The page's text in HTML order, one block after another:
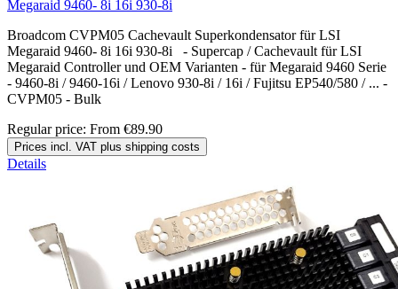
Megaraid 9460- 8i 16i 930-8i
Broadcom CVPM05 Cachevault Superkondensator für LSI
Megaraid 9460- 8i 16i 930-8i - Supercap / Cachevault für LSI
Megaraid Controller und OEM Varianten - für Megaraid 9460 Serie
- 9460-8i / 9460-16i / Lenovo 930-8i / 16i / Fujitsu EP540/580 / ... -
CVPM05 - Bulk
Regular price: From €89.90
Prices incl. VAT plus shipping costs
Details